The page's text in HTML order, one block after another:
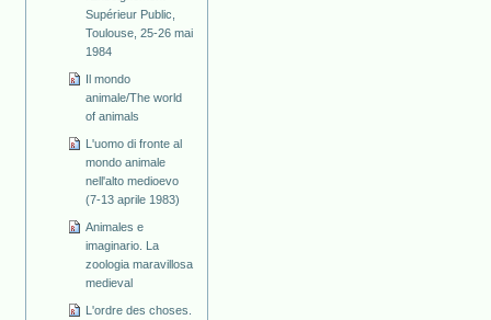
Supérieur Public,
Toulouse, 25-26 mai
1984
Il mondo
animale/The world
of animals
L'uomo di fronte al
mondo animale
nell'alto medioevo
(7-13 aprile 1983)
Animales e
imaginario. La
zoologia maravillosa
medieval
L'ordre des choses.